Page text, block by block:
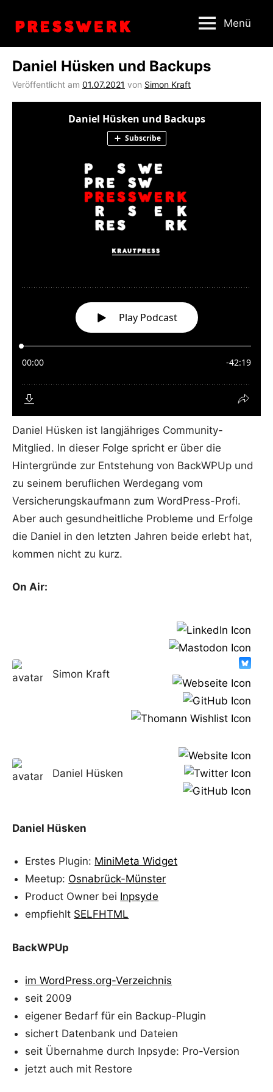
Inhalt
Menü
Daniel Hüsken und Backups
Veröffentlicht am 01.07.2021 von Simon Kraft
Daniel Hüsken ist langjähriges Community-
Mitglied. In dieser Folge spricht er über die
Hintergründe zur Entstehung von BackWPUp und
zu seinem beruflichen Werdegang vom
Versicherungskaufmann zum WordPress-Profi.
Aber auch gesundheitliche Probleme und Erfolge
die Daniel in den letzten Jahren beide erlebt hat,
kommen nicht zu kurz.
On Air:
Simon Kraft
Daniel Hüsken
Daniel Hüsken
Erstes Plugin: MiniMeta Widget
Meetup: Osnabrück-Münster
Product Owner bei Inpsyde
empfiehlt SELFHTML
BackWPUp
im WordPress.org-Verzeichnis
seit 2009
eigener Bedarf für ein Backup-Plugin
sichert Datenbank und Dateien
seit Übernahme durch Inpsyde: Pro-Version
jetzt auch mit Restore